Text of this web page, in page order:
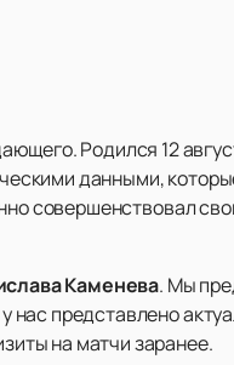
Родился 12
данными,
совершенствовал
Каменева. Мы
представлено
на матчи заранее.